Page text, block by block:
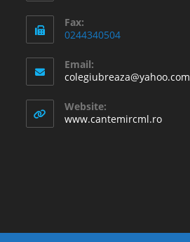
Fax:
0244340504
Email:
colegiubreaza@yahoo.com
Website:
www.cantemircml.ro